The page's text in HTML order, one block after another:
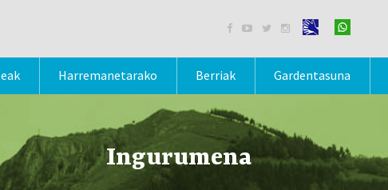
   
Harremanetarako Berriak Gardentasuna
Ingurumena